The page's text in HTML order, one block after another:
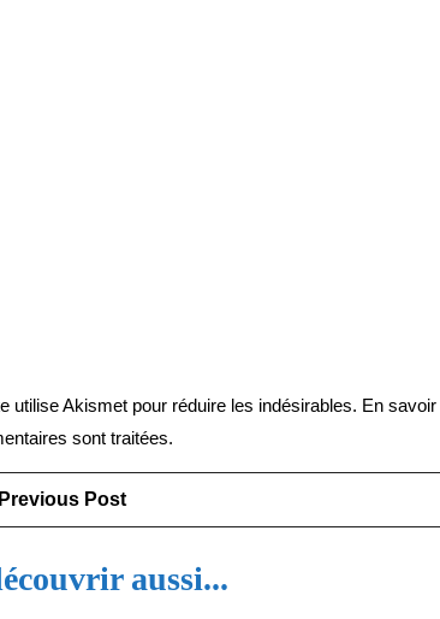
utilise Akismet pour réduire les indésirables. En
sont traitées.
Previous PostPrevious
aussi...